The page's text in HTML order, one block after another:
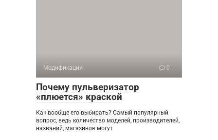
Модификации 0
Почему пульверизатор
«плюется» краской
Как вообще его выбирать? Самый популярный
вопрос, ведь количество моделей, производителей,
названий, магазинов могут